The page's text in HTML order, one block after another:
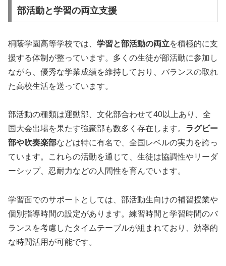
部活動と学習の両立支援
桐蔭学園高等学校では、 学習と部活動の両立を積極的に支
援する体制が整っています。多くの生徒が部活動に参加し
ながら、優秀な学業成績を維持しており、バランスの取れ
た高校生活を送っています。
部活動の種類は運動部、文化部合わせて40以上あり、全
国大会出場を果たす強豪部も数多く存在します。 ラグビー
部や吹奏楽部などは特に有名で、全国レベルの実力を誇っ
ています。これらの活動を通じて、生徒は協調性やリーダ
ーシップ、忍耐力などの人間性を育んでいます。
学習面でのサポートとしては、部活動生向けの補習授業や
個別指導時間の設定があります。練習時間と学習時間のバ
ランスを考慮したタイムテーブルが組まれており、効率的
な時間活用が可能です。